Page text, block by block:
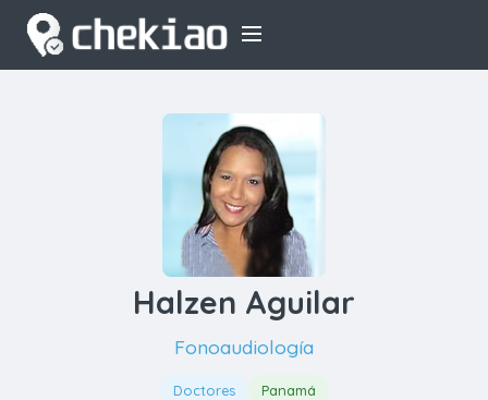
Halzen Aguilar
Fonoaudiología
Doctores Panamá